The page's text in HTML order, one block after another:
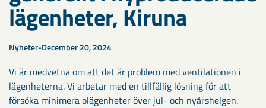
lägenheter, Kiruna
Nyheter December 20, 2024
Vi är medvetna om att det är problem med ventilationen i
lägenheterna. Vi arbetar med en tillfällig lösning för att
försöka minimera olägenheter över jul- och nyårshelgen.